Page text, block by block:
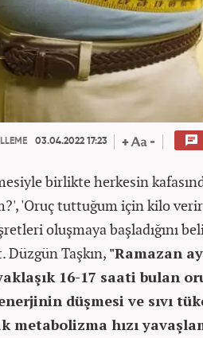
03.04.2022 17:23
birlikte herkesin
'Oruç tuttuğum için kilo
oluşmaya başladığını
Taşkın, "Ramazan
16-17 saati bulan
düşmesi ve sıvı
metabolizma hızı